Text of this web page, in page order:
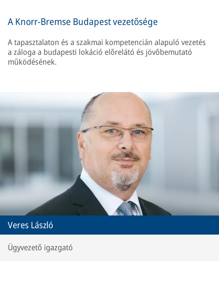
A Knorr-Bremse Budapest vezetősége
A tapasztalaton és a szakmai kompetencián alapuló vezetés
a záloga a budapesti lokáció előrelátó és jövőbemutató
működésének.
Veres László
Ügyvezető igazgató